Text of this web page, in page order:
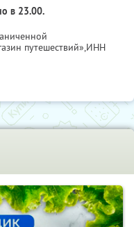
в 23.00.
путешествий»,ИНН